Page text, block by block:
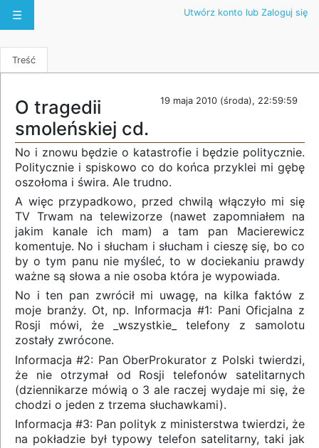
☰ Utwórz konto lub Zaloguj się
Treść
19 maja 2010 (środa), 22:59:59
O tragedii
smoleńskiej cd.
No i znowu będzie o katastrofie i będzie politycznie.
Politycznie i spiskowo co do końca przyklei mi gębę
oszołoma i świra. Ale trudno.
A więc przypadkowo, przed chwilą włączyło mi się
TV Trwam na telewizorze (nawet zapomniałem na
jakim kanale ich mam) a tam pan Macierewicz
komentuje. No i słucham i słucham i cieszę się, bo co
by o tym panu nie myśleć, to w dociekaniu prawdy
ważne są słowa a nie osoba która je wypowiada.
No i ten pan zwrócił mi uwagę, na kilka faktów z
moje branży. Ot, np. Informacja #1: Pani Oficjalna z
Rosji mówi, że _wszystkie_ telefony z samolotu
zostały zwrócone.
Informacja #2: Pan OberProkurator z Polski twierdzi,
że nie otrzymał od Rosji telefonów satelitarnych
(dziennikarze mówią o 3 ale raczej wydaje mi się, że
chodzi o jeden z trzema słuchawkami).
Informacja #3: Pan polityk z ministerstwa twierdzi, że
na pokładzie był typowy telefon satelitarny, taki jak